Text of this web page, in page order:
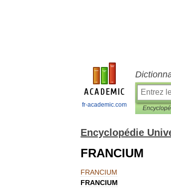
fr-academic.com
Encyclopédie
FRANCIUM
FRANCIUM
FRANCIUM